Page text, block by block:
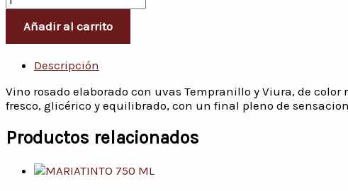
Añadir al carrito
Descripción
Vino rosado elaborado con uvas Tempranillo y Viura, de
fresco, glicérico y equilibrado, con un final pleno de
Productos relacionados